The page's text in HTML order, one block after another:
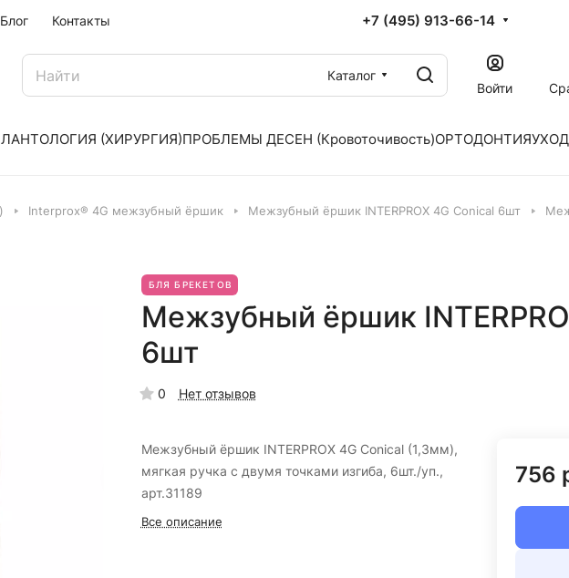
Блог Контакты +7 (495) 913-66-14
Каталог
Войти
(ХИРУРГИЯ)ПРОБЛЕМЫ ДЕСЕН (Кровоточивость)ОРТОДОНТИЯ
Interprox® 4G межзубный ёршик Межзубный ёршик INTERPROX 4G Conical 6шт
БЛЯ БРЕКЕТОВ
Межзубный ёршик
6шт
0 Нет отзывов
Межзубный ёршик INTERPROX 4G Conical (1,3мм),
мягкая ручка с двумя точками изгиба, 6шт./уп.,
арт.31189
Все описание
756